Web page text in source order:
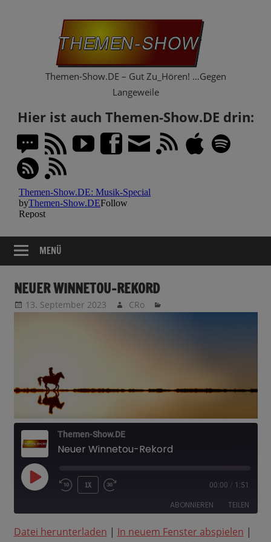
Themen-Show.DE – Gut Zu_Hören! …Gegen
Langeweile
Hier ist auch Themen-Show.DE drin:
MENÜ
NEUER WINNETOU-REKORD
13. September 2023 CRo
Themen-Show.DE
Neuer Winnetou-Rekord
PLAY
1X 00:00 / 1:51
ABONNIEREN TEILEN
Amazon Apple Podcasts
TEILEN
Datei herunterladen | In neuem Fenster abspielen |